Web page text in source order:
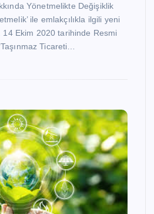
Yönetmelikte Değişiklik
ile emlakçılıkla ilgili yeni
Ekim 2020 tarihinde Resmi
Ticareti…